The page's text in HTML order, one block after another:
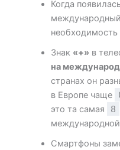
Когда
Знак «+» в
на
странах он
в Европе чаще
это та самая
8
Смартфоны